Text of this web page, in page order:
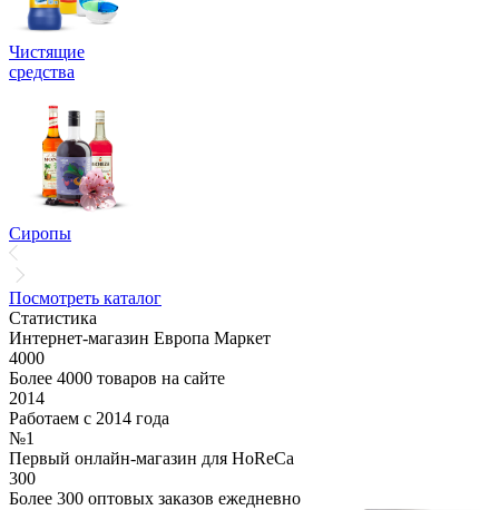
Чистящие
средства
Сиропы
Посмотреть каталог
Статистика
Интернет-магазин Европа Маркет
4000
Более 4000 товаров на сайте
2014
Работаем с 2014 года
№1
Первый онлайн-магазин для HoReCa
300
Более 300 оптовых заказов ежедневно